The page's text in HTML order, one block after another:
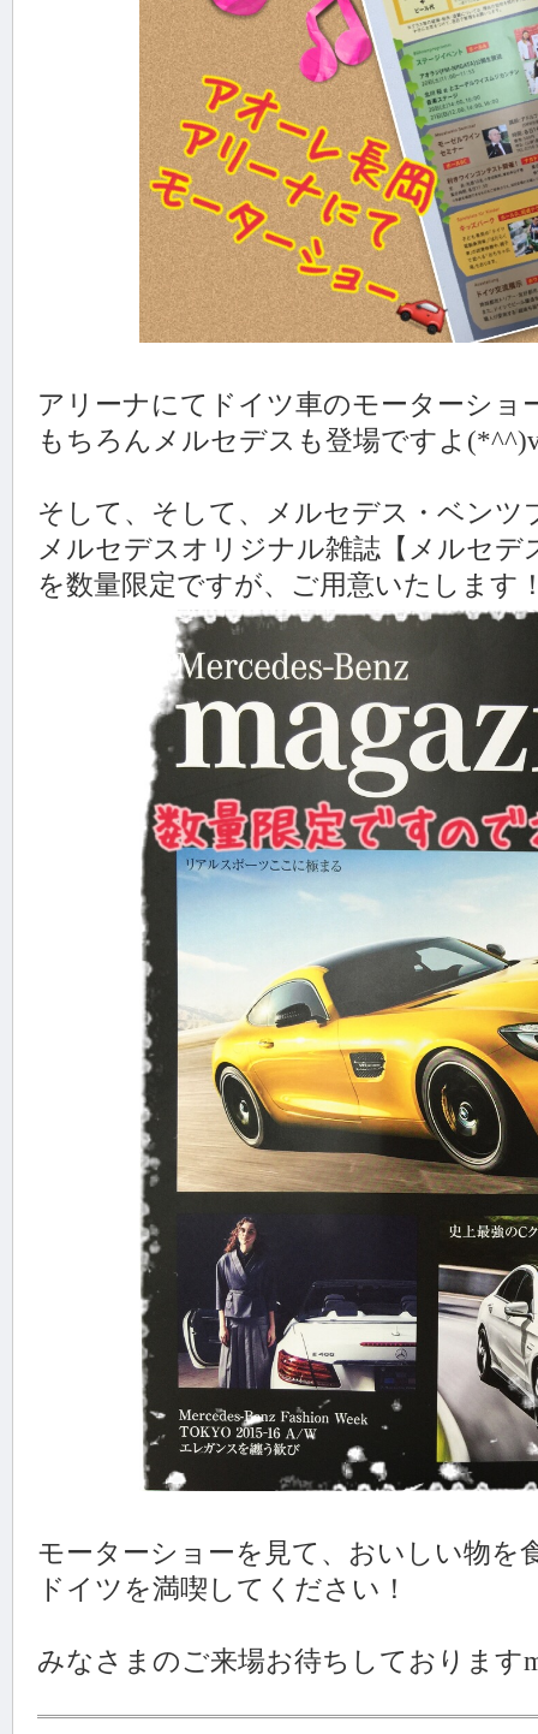
アリーナにてドイツ車のモーターショ
もちろんメルセデスも登場ですよ
そして、そして、メルセデス・ベンツ
メルセデスオリジナル雑誌【メルセ
を数量限定ですが、ご用意いたします
モーターショーを見て、おいしい物を
ドイツを満喫してください！
みなさまのご来場お待ちしております